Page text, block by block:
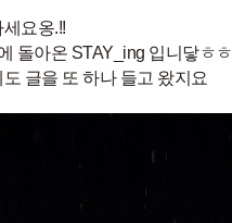
요옹.!!
돌아온 STAY_ing 입니닿ㅎㅎ